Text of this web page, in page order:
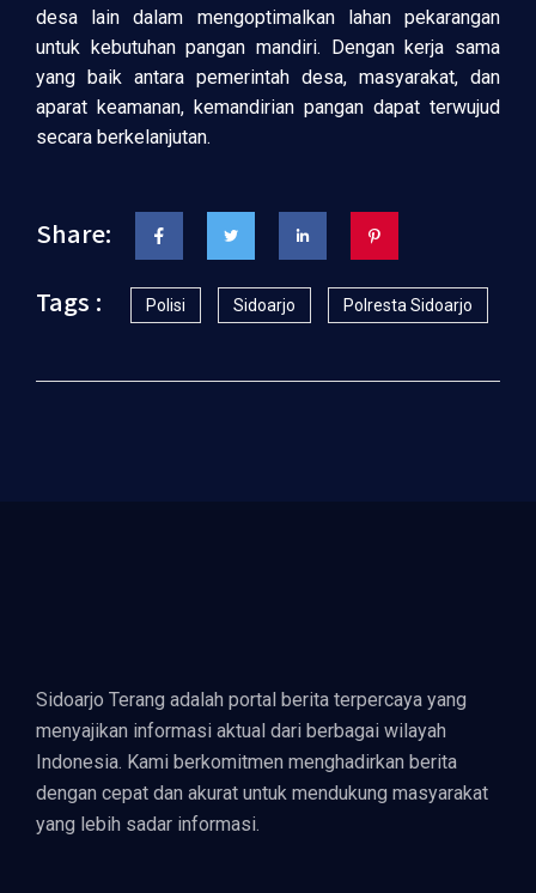
desa lain dalam mengoptimalkan lahan pekarangan
untuk kebutuhan pangan mandiri. Dengan kerja sama
yang baik antara pemerintah desa, masyarakat, dan
aparat keamanan, kemandirian pangan dapat terwujud
secara berkelanjutan.
Share:
Tags :
Polisi Sidoarjo Polresta Sidoarjo
Sidoarjo Terang adalah portal berita terpercaya yang
menyajikan informasi aktual dari berbagai wilayah
Indonesia. Kami berkomitmen menghadirkan berita
dengan cepat dan akurat untuk mendukung masyarakat
yang lebih sadar informasi.